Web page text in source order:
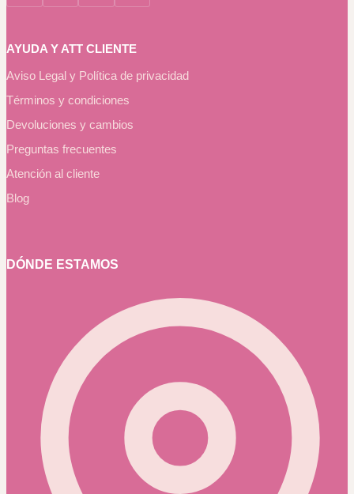
AYUDA Y ATT CLIENTE
Aviso Legal y Política de privacidad
Términos y condiciones
Devoluciones y cambios
Preguntas frecuentes
Atención al cliente
Blog
DÓNDE ESTAMOS